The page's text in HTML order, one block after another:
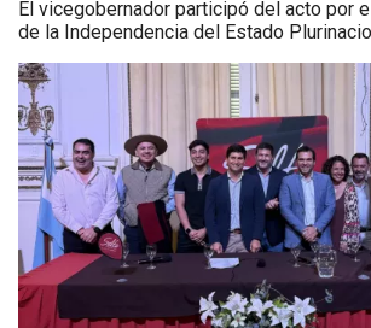
El vicegobernador participó del acto por
de la Independencia del Estado